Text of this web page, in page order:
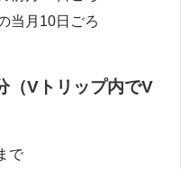
当月10日ごろ
（Vトリップ内でV
で